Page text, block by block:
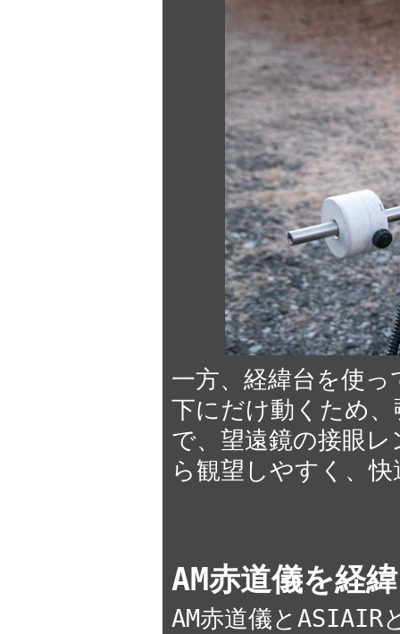
一方、経緯台を使
下にだけ動くため
で、望遠鏡の接眼
ら観望しやすく、
AM赤道儀を経
AM赤道儀とASIAIR